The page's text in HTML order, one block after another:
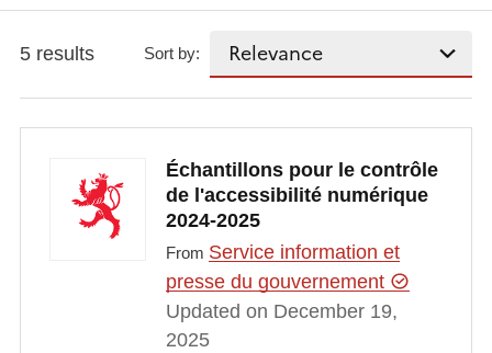
5 results Sort by:
Échantillons pour le contrôle
de l'accessibilité numérique
2024-2025
From Service information et
presse du gouvernement
Updated on December 19,
2025